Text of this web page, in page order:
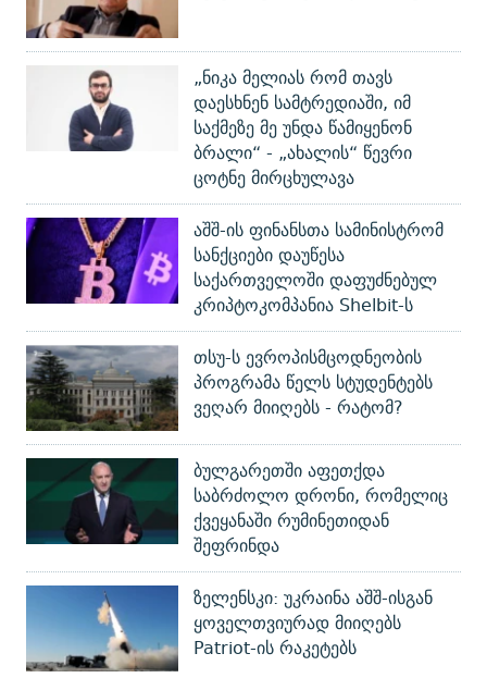
„ნიკა მელიას რომ თავს
დაესხნენ სამტრედიაში, იმ
საქმეზე მე უნდა წამიყენონ
ბრალი“ - „ახალის“ წევრი
ცოტნე მირცხულავა
აშშ-ის ფინანსთა სამინისტრომ
სანქციები დაუწესა
საქართველოში დაფუძნებულ
კრიპტოკომპანია Shelbit-ს
თსუ-ს ევროპისმცოდნეობის
პროგრამა წელს სტუდენტებს
ვეღარ მიიღებს - რატომ?
ბულგარეთში აფეთქდა
საბრძოლო დრონი, რომელიც
ქვეყანაში რუმინეთიდან
შეფრინდა
ზელენსკი: უკრაინა აშშ-ისგან
ყოველთვიურად მიიღებს
Patriot-ის რაკეტებს